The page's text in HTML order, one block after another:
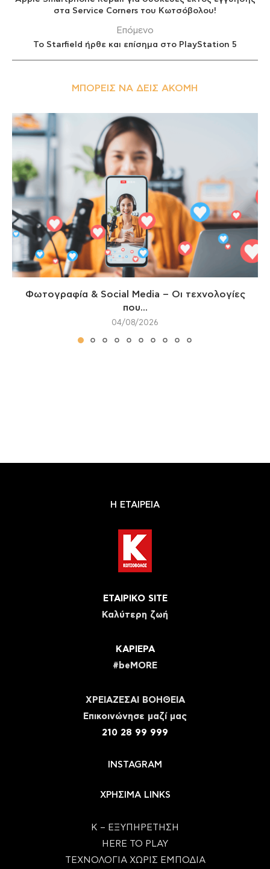
στα Service Corners του Κωτσόβολου!
Επόμενο
Το Starfield ήρθε και επίσημα στο PlayStation 5
ΜΠΟΡΕΊΣ ΝΑ ΔΕΙΣ ΑΚΌΜΗ
Φωτογραφία & Social Media – Οι τεχνολογίες
που...
04/08/2026
Η ΕΤΑΙΡΕΙΑ
ΕΤΑΙΡΙΚΟ SITE
Καλύτερη ζωή
ΚΑΡΙΕΡΑ
#beMORE
ΧΡΕΙΑΖΕΣΑΙ ΒΟΗΘΕΙΑ
Eπικοινώνησε μαζί μας
210 28 99 999
INSTAGRAM
ΧΡΗΣΙΜΑ LINKS
Κ – ΕΞΥΠΗΡΕΤΗΣΗ
HERE TO PLAY
ΤΕΧΝΟΛΟΓΙΑ ΧΩΡΙΣ ΕΜΠΟΔΙΑ